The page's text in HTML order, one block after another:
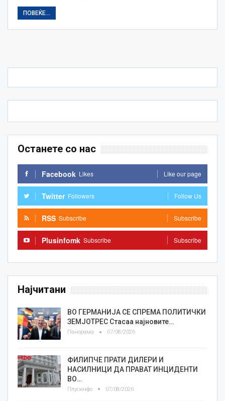
ПОВЕЌЕ...
Останете со нас
Facebook Likes Like our page
Twitter Followers Follow Us
RSS Subscribe Subscribe
Plusinfomk Subscribe Subscribe
Најчитани
ВО ГЕРМАНИЈА СЕ СПРЕМА ПОЛИТИЧКИ
ЗЕМЈОТРЕС Стасаа најновите…
Панорама 07/08/2026
ФИЛИПЧЕ ПРАТИ ДИЛЕРИ И
НАСИЛНИЦИ ДА ПРАВАТ ИНЦИДЕНТИ
ВО…
Плусинфо 07/08/2026